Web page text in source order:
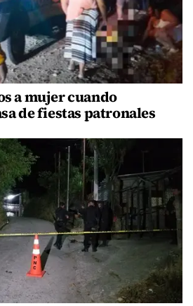
a mujer cuando
de fiestas patronales